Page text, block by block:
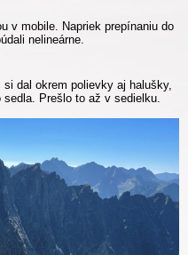
v mobile. Napriek prepínaniu do
nelineárne.
dal okrem polievky aj halušky,
Prešlo to až v sedielku.